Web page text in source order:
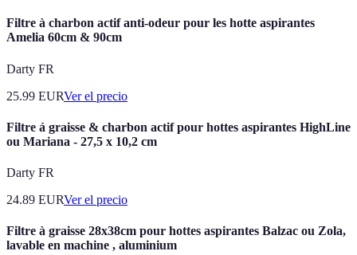
Filtre à charbon actif anti-odeur pour les hotte aspirantes
Amelia 60cm & 90cm
Darty FR
25.99 EURVer el precio
Filtre á graisse & charbon actif pour hottes aspirantes HighLine
ou Mariana - 27,5 x 10,2 cm
Darty FR
24.89 EURVer el precio
Filtre à graisse 28x38cm pour hottes aspirantes Balzac ou Zola,
lavable en machine , aluminium